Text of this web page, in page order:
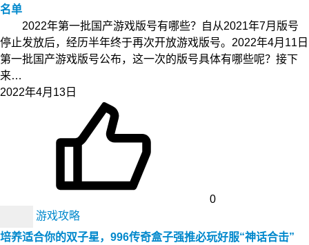
名单
2022年第一批国产游戏版号有哪些？自从2021年7月版号
停止发放后，经历半年终于再次开放游戏版号。2022年4月11日
第一批国产游戏版号公布，这一次的版号具体有哪些呢？接下
来…
2022年4月13日
0
游戏攻略
培养适合你的双子星，996传奇盒子强推必玩好服“神话合击”